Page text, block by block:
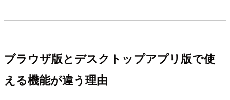
ブラウザ版とデスクトップアプリ版で使
える機能が違う理由